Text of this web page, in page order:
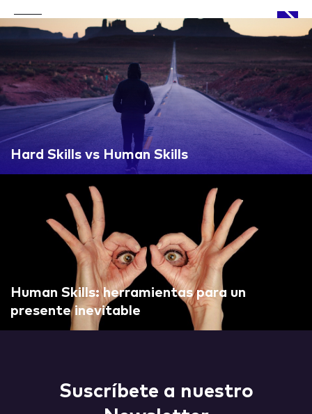
Hard Skills vs Human Skills
Human Skills: herramientas para un
presente inevitable
Suscríbete a nuestro
APPROACH
WORKS